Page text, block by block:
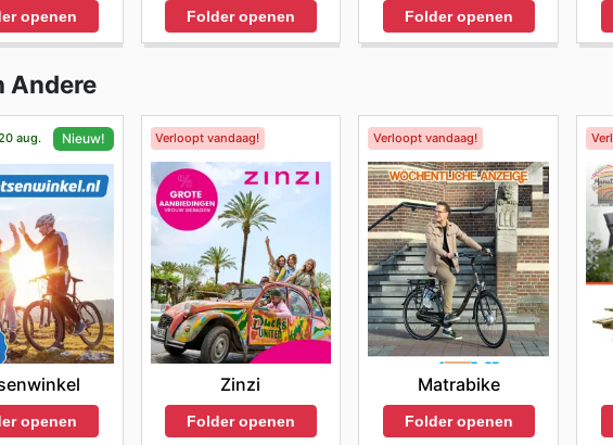
openen Folder openen Folder openen
Andere
aug. Nieuw!
openen
Verloopt vandaag!
Zinzi
Folder openen
Verloopt vandaag!
Matrabike
Folder openen